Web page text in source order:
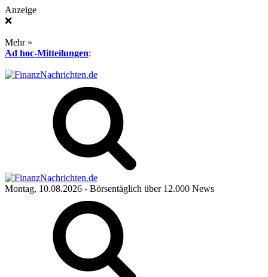
Anzeige
❌
Mehr »
Ad hoc-Mitteilungen:
Montag, 10.08.2026 - Börsentäglich über 12.000 News